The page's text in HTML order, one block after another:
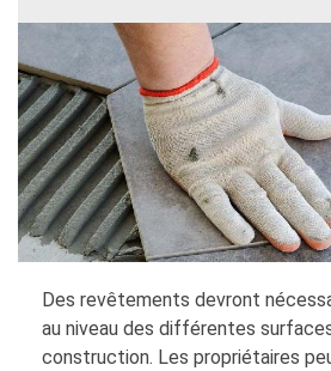
Des revêtements devront
au niveau des différentes
construction. Les propriétaires